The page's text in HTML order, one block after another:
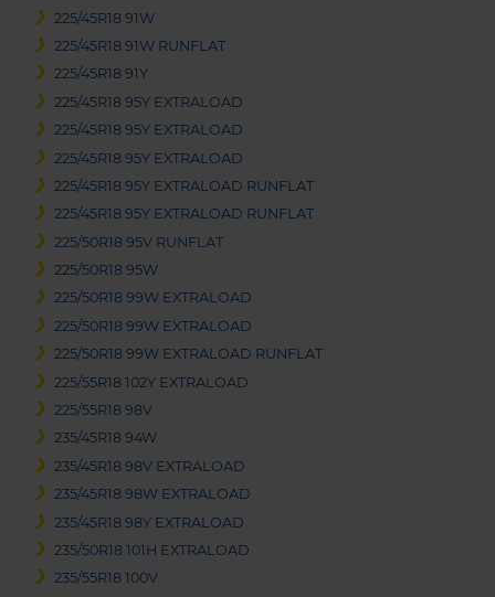
225/45R18 91W
225/45R18 91W RUNFLAT
225/45R18 91Y
225/45R18 95Y EXTRALOAD
225/45R18 95Y EXTRALOAD
225/45R18 95Y EXTRALOAD
225/45R18 95Y EXTRALOAD RUNFLAT
225/45R18 95Y EXTRALOAD RUNFLAT
225/50R18 95V RUNFLAT
225/50R18 95W
225/50R18 99W EXTRALOAD
225/50R18 99W EXTRALOAD
225/50R18 99W EXTRALOAD RUNFLAT
225/55R18 102Y EXTRALOAD
225/55R18 98V
235/45R18 94W
235/45R18 98V EXTRALOAD
235/45R18 98W EXTRALOAD
235/45R18 98Y EXTRALOAD
235/50R18 101H EXTRALOAD
235/55R18 100V